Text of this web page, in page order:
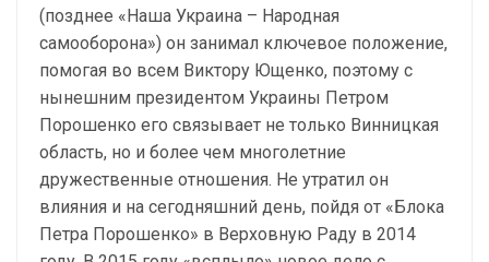
(позднее «Наша Украина – Народная
самооборона») он занимал ключевое положение,
помогая во всем Виктору Ющенко, поэтому с
нынешним президентом Украины Петром
Порошенко его связывает не только Винницкая
область, но и более чем многолетние
дружественные отношения. Не утратил он
влияния и на сегодняшний день, пойдя от «Блока
Петра Порошенко» в Верховную Раду в 2014